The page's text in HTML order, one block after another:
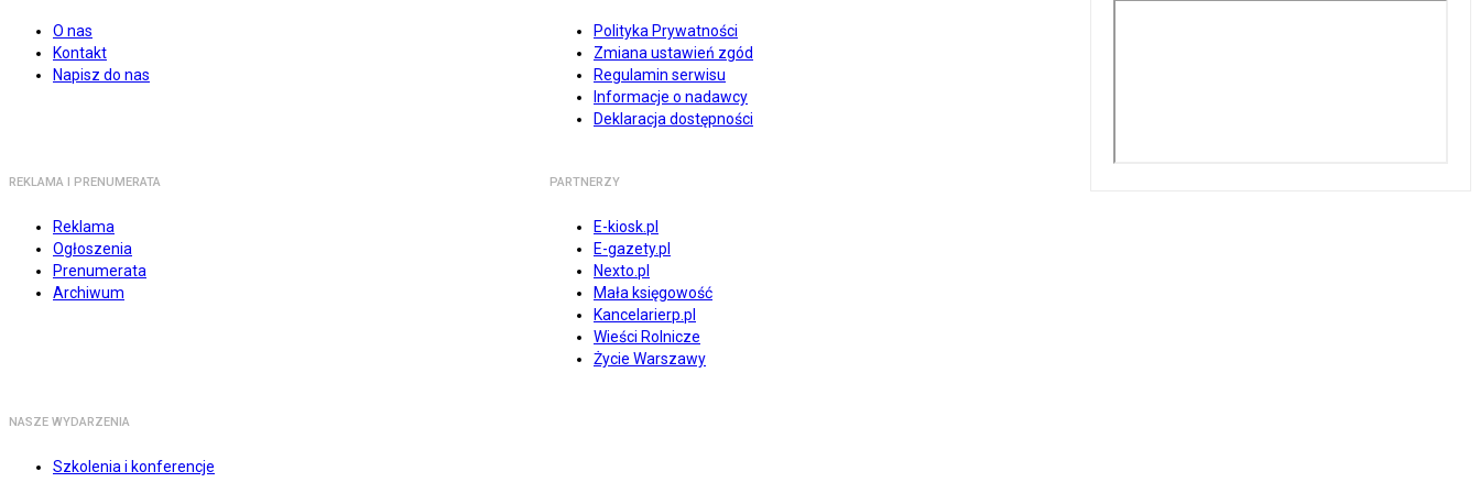
O nas
Kontakt
Napisz do nas
Polityka Prywatności
Zmiana ustawień zgód
Regulamin serwisu
Informacje o nadawcy
Deklaracja dostępności
REKLAMA I PRENUMERATA
Reklama
Ogłoszenia
Prenumerata
Archiwum
PARTNERZY
E-kiosk.pl
E-gazety.pl
Nexto.pl
Mała księgowość
Kancelarierp.pl
Wieści Rolnicze
Życie Warszawy
NASZE WYDARZENIA
Szkolenia i konferencje